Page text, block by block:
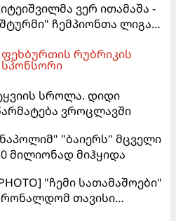
ვერ ითამაშა -
ჩემპიონთა ლიგაზე
დამარცხდა
ფეხბურთის რუბრიკის
სპონსორი
სროლა. დიდი
ვროცლავში
"ბაიერს" მცველი
მილიონად მიჰყიდა
"ჩემი სათამაშოები"
რონალდომ თავისი